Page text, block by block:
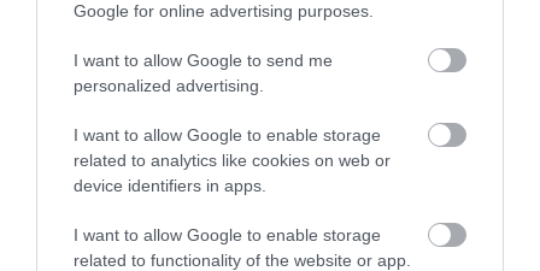
Google for online advertising purposes.
I want to allow Google to send me
personalized advertising.
I want to allow Google to enable storage
related to analytics like cookies on web or
device identifiers in apps.
I want to allow Google to enable storage
related to functionality of the website or app.
Fungus Dries Up And Falls Off After The First
227